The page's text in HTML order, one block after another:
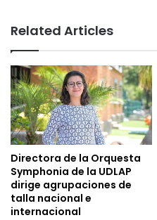
Related Articles
Directora de la Orquesta
Symphonia de la UDLAP
dirige agrupaciones de
talla nacional e
internacional